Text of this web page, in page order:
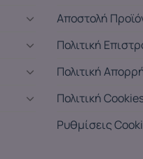
Αποστολή
Πολιτική
Πολιτική
Πολιτική
Ρυθμίσεις